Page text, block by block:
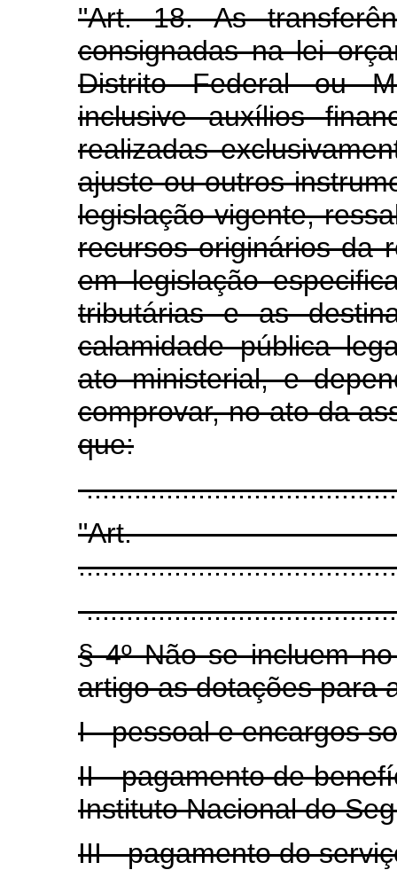
"Art. 18. As
consignadas na lei
Distrito Federal ou
inclusive auxílios
realizadas
ajuste ou outros
legislação vigente,
recursos originários da
em legislação
tributárias e as
calamidade pública
ato ministerial, e
comprovar, no ato da
que:
§ 4º Não se incluem
artigo as dotações para
I - pessoal e encargos
II - pagamento de
Instituto Nacional do
III - pagamento do